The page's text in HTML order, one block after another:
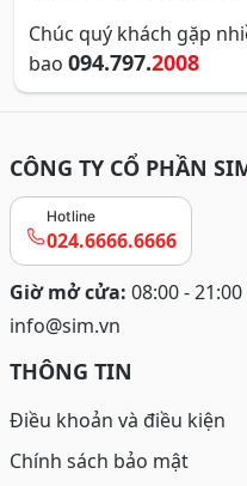
Chúc quý khách gặp
bao 094.797.2008
CÔNG TY CỔ PHẦN
Hotline
024.6666.6666
Giờ mở cửa: 08:00 - 21:00
info@sim.vn
THÔNG TIN
Điều khoản và điều kiện
Chính sách bảo mật